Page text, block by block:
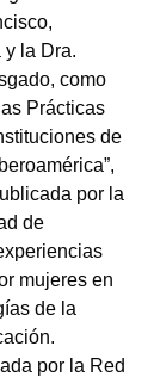
y la Dra.
como
Prácticas
de
por la
de
mujeres en
de la
por la Red